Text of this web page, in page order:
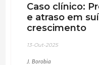
Caso clínico:
e atraso em
crescimento
13-Out-2025
J. Borobia